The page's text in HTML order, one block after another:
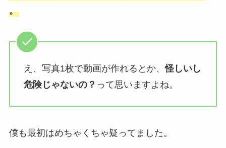
。
え、写真1枚で動画が作れるとか、怪しいし
危険じゃないの？ って思いますよね。
僕も最初はめちゃくちゃ疑ってました。